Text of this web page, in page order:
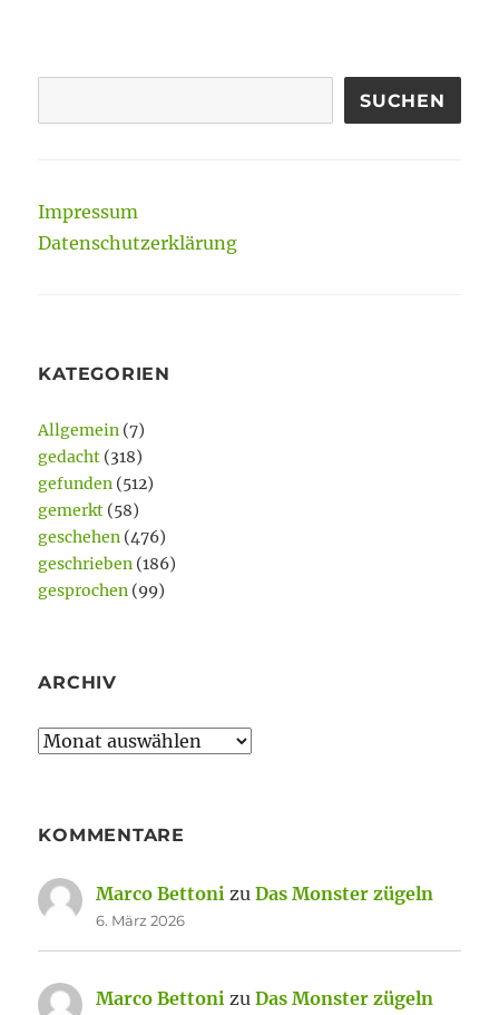
SUCHEN
Impressum
Datenschutzerklärung
KATEGORIEN
Allgemein (7)
gedacht (318)
gefunden (512)
gemerkt (58)
geschehen (476)
geschrieben (186)
gesprochen (99)
ARCHIV
Archiv
KOMMENTARE
Marco Bettoni zuDas Monster zügeln
6. März 2026
Marco Bettoni zuDas Monster zügeln